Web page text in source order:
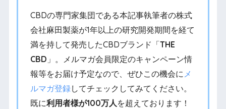
CBDの専門家集団である本記事執筆者の株式
会社麻田製薬が1年以上の研究開発期間を経て
満を持して発売したCBDブランド「THE
CBD 」。メルマガ会員限定のキャンペーン情
報等をお届け予定なので、ぜひこの機会にメ
ルマガ登録してチェックしてみてください。
既に利用者様が100万人を超えております！